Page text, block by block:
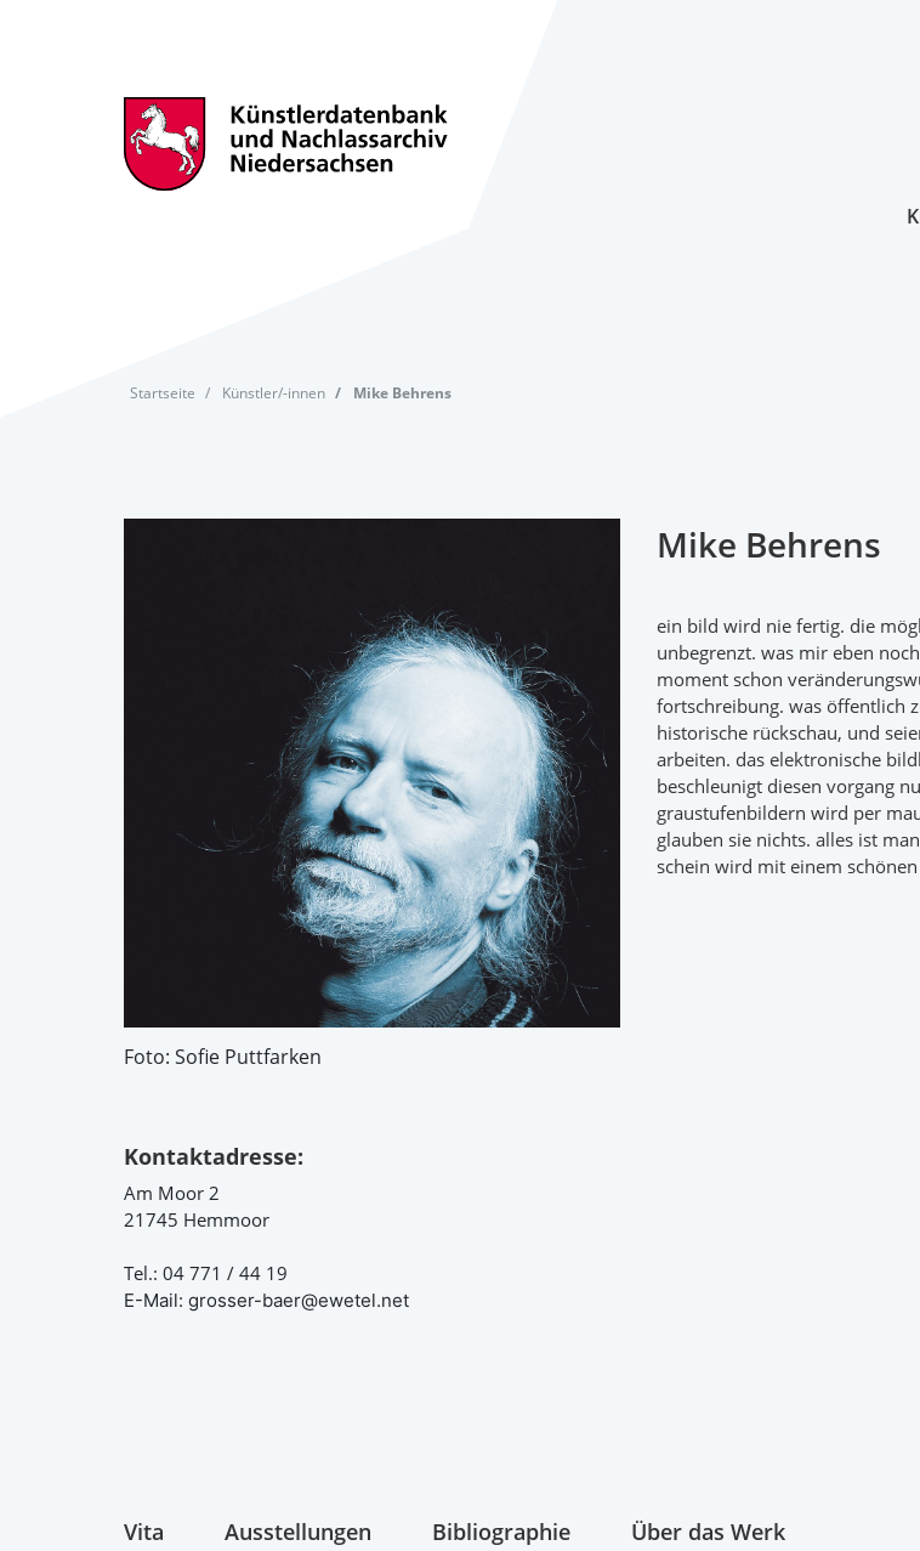
Startseite Künstler/-innen Mike Behrens
Foto: Sofie Puttfarken
Kontaktadresse:
Am Moor 2
21745 Hemmoor
Tel.: 04 771 / 44 19
E-Mail: grosser-baer@ewetel.net
Mike Behrens
ein bild wird nie fertig. die
unbegrenzt. was mir eben
moment schon
fortschreibung. was öffentlich
historische rückschau, und
arbeiten. das elektronische
beschleunigt diesen vorgang
graustufenbildern wird per
glauben sie nichts. alles ist
schein wird mit einem
Vita Ausstellungen Bibliographie Über das Werk